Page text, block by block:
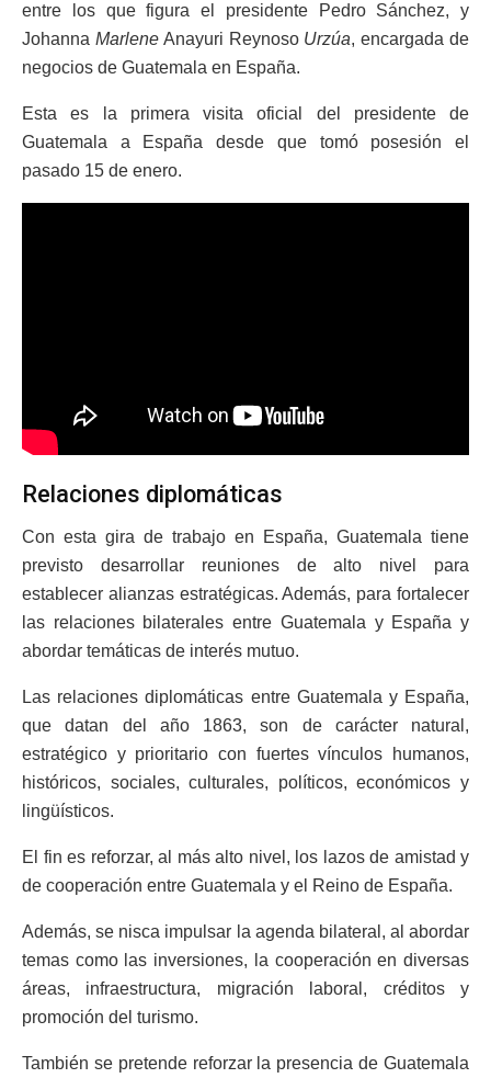
entre los que figura el presidente Pedro Sánchez, y
Johanna MarleneAnayuri Reynoso Urzúa, encargada de
negocios de Guatemala en España.
Esta es la primera visita oficial del presidente de
Guatemala a España desde que tomó posesión el
pasado 15 de enero.
Relaciones diplomáticas
Con esta gira de trabajo en España, Guatemala tiene
previsto desarrollar reuniones de alto nivel para
establecer alianzas estratégicas. Además, para fortalecer
las relaciones bilaterales entre Guatemala y España y
abordar temáticas de interés mutuo.
Las relaciones diplomáticas entre Guatemala y España,
que datan del año 1863, son de carácter natural,
estratégico y prioritario con fuertes vínculos humanos,
históricos, sociales, culturales, políticos, económicos y
lingüísticos.
El fin es reforzar, al más alto nivel, los lazos de amistad y
de cooperación entre Guatemala y el Reino de España.
Además, se nisca impulsar la agenda bilateral, al abordar
temas como las inversiones, la cooperación en diversas
áreas, infraestructura, migración laboral, créditos y
promoción del turismo.
También se pretende reforzar la presencia de Guatemala